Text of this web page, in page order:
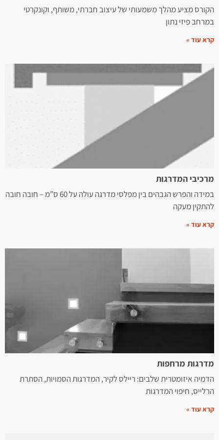
הקורס מציע מהלך משמעותי של עיצוב חברתי, משותף, וקונקרטי
במרחב פיזי נתון
קרא עוד »
מרכיבי המדרגות
במידה והפרש הגבהים בין מפלסי מדרגה עולה על 60 ס”מ – חובה חובה
להתקין מעקה
קרא עוד »
מדרגות מרחפות
הדמיה איזומטרית שלבים: ריילס לקיר, המדרגות הסמויות, הסתרת
הרלייס, חיפוי המדרגות
קרא עוד »